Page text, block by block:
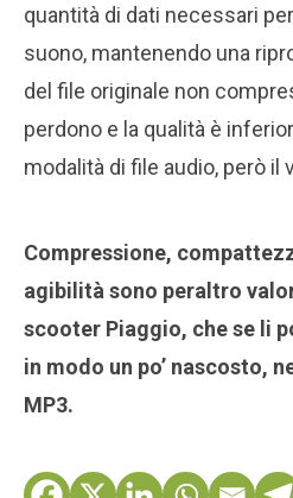
quantità di dati necessari
suono, mantenendo una
del file originale non
perdono e la qualità è
modalità di file audio, però il
Compressione,
agibilità sono peraltro
scooter Piaggio, che se li
in modo un po’ nascosto,
MP3.